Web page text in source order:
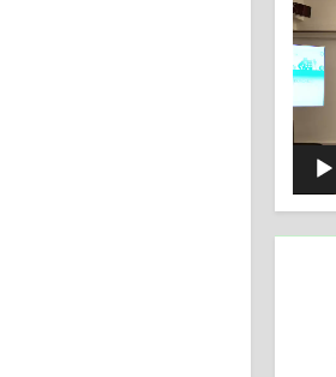
Player